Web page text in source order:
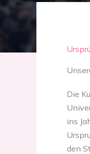
Die
ins
den